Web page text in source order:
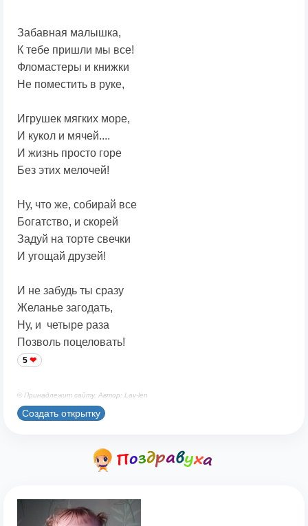
Забавная малышка,
К тебе пришли мы все!
Фломастеры и книжки
Не поместить в руке,
Игрушек мягких море,
И кукол и мячей....
И жизнь просто горе
Без этих мелочей!
Ну, что же, собирай все
Богатство, и скорей
Задуй на торте свечки
И угощай друзей!
И не забудь ты сразу
Желанье загодать,
Ну, и четыре раза
Позволь поцеловать!
5
© Принадлежит сайту. Автор: Lav-len
Создать открытку